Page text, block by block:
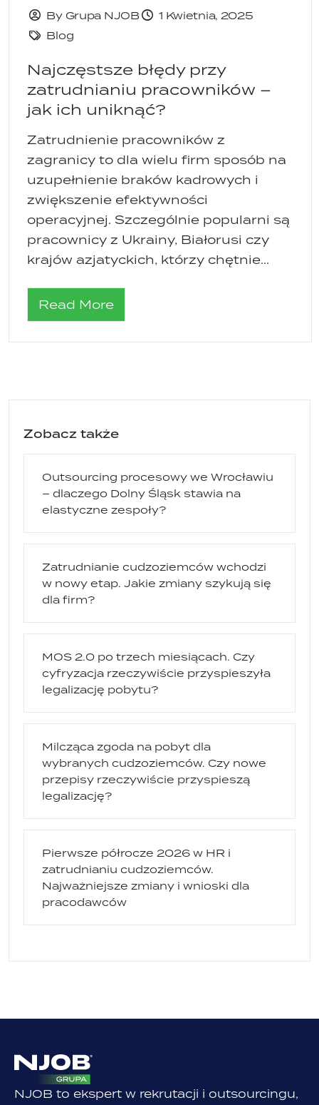
By Grupa NJOB
1 Kwietnia, 2025
Blog
Najczęstsze błędy przy
zatrudnianiu pracowników –
jak ich uniknąć?
Zatrudnienie pracowników z
zagranicy to dla wielu firm sposób na
uzupełnienie braków kadrowych i
zwiększenie efektywności
operacyjnej. Szczególnie popularni są
pracownicy z Ukrainy, Białorusi czy
krajów azjatyckich, którzy chętnie...
Read More
Zobacz także
Outsourcing procesowy we Wrocławiu
– dlaczego Dolny Śląsk stawia na
elastyczne zespoły?
Zatrudnianie cudzoziemców wchodzi
w nowy etap. Jakie zmiany szykują się
dla firm?
MOS 2.0 po trzech miesiącach. Czy
cyfryzacja rzeczywiście przyspieszyła
legalizację pobytu?
Milcząca zgoda na pobyt dla
wybranych cudzoziemców. Czy nowe
przepisy rzeczywiście przyspieszą
legalizację?
Pierwsze półrocze 2026 w HR i
zatrudnianiu cudzoziemców.
Najważniejsze zmiany i wnioski dla
pracodawców
NJOB to ekspert w rekrutacji i outsourcingu,